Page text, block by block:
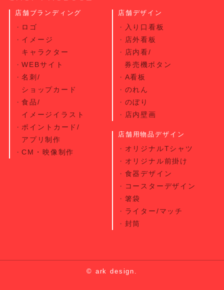
店舗ブランディング
ロゴ
イメージ
キャラクター
WEBサイト
名刺/
ショップカード
食品/
イメージイラスト
ポイントカード/
アプリ制作
CM・映像制作
店舗デザイン
入り口看板
店外看板
店内看/
券売機ボタン
A看板
のれん
のぼり
店内壁画
店舗用物品デザイン
オリジナルTシャツ
オリジナル前掛け
食器デザイン
コースターデザイン
箸袋
ライター/マッチ
封筒
© ark design.